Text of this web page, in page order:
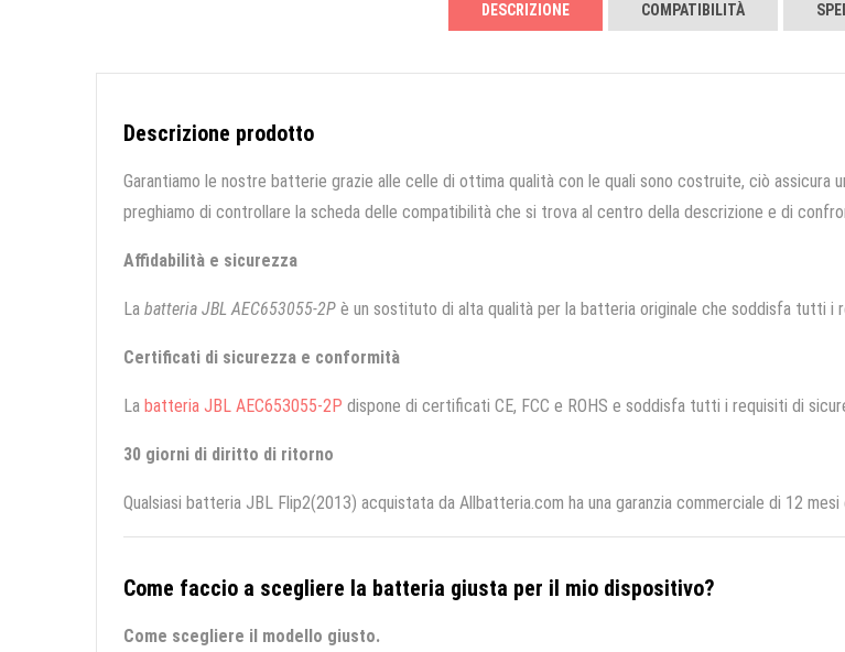
DESCRIZIONE COMPATIBILITÀ
Descrizione prodotto
Garantiamo le nostre batterie grazie alle celle di ottima qualità con le quali sono costruite, ciò assicura
preghiamo di controllare la scheda delle compatibilità che si trova al centro della descrizione e di
Affidabilità e sicurezza
La batteria JBL AEC653055-2P è un sostituto di alta qualità per la batteria originale che soddisfa tutti i
Certificati di sicurezza e conformità
La batteria JBL AEC653055-2P dispone di certificati CE, FCC e ROHS e soddisfa tutti i requisiti di
30 giorni di diritto di ritorno
Qualsiasi batteria JBL Flip2(2013) acquistata da Allbatteria.com ha una garanzia commerciale di 12
Come faccio a scegliere la batteria giusta per il mio dispositivo?
Come scegliere il modello giusto.